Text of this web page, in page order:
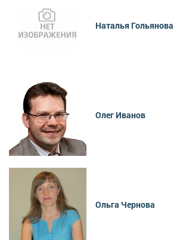
Наталья Гольянова
Олег Иванов
Ольга Чернова